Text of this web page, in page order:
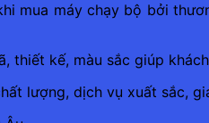
mua máy chạy bộ bởi
kế, màu sắc giúp
lượng, dịch vụ xuất sắc,